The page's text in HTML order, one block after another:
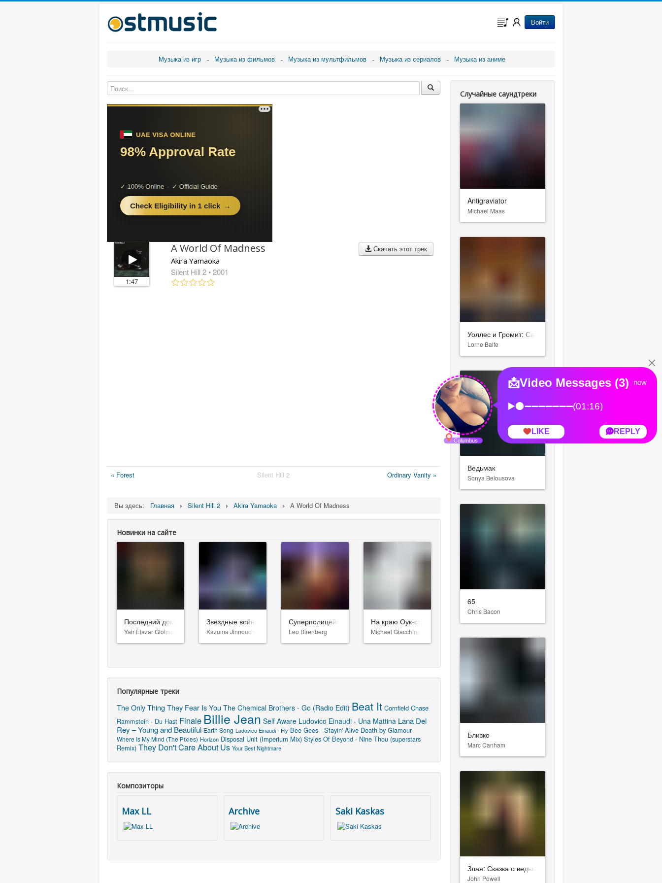
Войти
Музыка из игр Музыка из фильмов Музыка из мультфильмов Музыка из сериалов Музыка из аниме
1:47
Скачать этот трек
A World Of Madness
Akira Yamaoka
Silent Hill 2 • 2001
« Forest Silent Hill 2 Ordinary Vanity »
Вы здесь: Главная Silent Hill 2 Akira Yamaoka A World Of Madness
Новинки на сайте
Последний дом
Yair Elazar Glotman
Звёздные войны: Видения. Девятый джедай
Kazuma Jinnouchi
Суперполицейские 3
Leo Birenberg
На краю Оук-стрит
Michael Giacchino
Популярные треки
The Only Thing They Fear Is You The Chemical Brothers - Go (Radio Edit) Beat It Cornfield Chase
Rammstein - Du Hast Finale Billie Jean Self Aware Ludovico Einaudi - Una Mattina Lana Del
Rey – Young and Beautiful Earth Song Ludovico Einaudi - Fly Bee Gees - Stayin' Alive Death by Glamour
Where Is My Mind (The Pixies) Horizon Disposal Unit (Imperium Mix) Styles Of Beyond - Nine Thou (superstars
Remix) They Don't Care About Us Your Best Nightmare
Композиторы
Max LL Archive Saki Kaskas
Случайные саундтреки
Antigraviator
Michael Maas
Уоллес и Громит: Самая дикая месть
Lorne Balfe
Ведьмак
Sonya Belousova
65
Chris Bacon
Близко
Marc Canham
Злая: Сказка о ведьме Запада
John Powell